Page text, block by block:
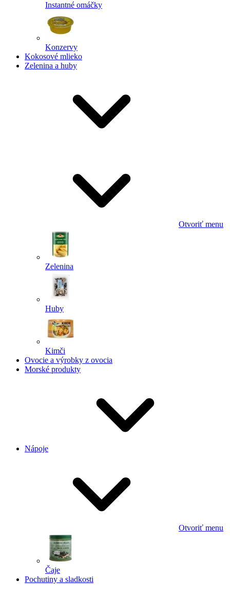
Instantné omáčky
Konzervy
Kokosové mlieko
Zelenina a huby
Otvoriť menu
Zelenina
Huby
Kimči
Ovocie a výrobky z ovocia
Morské produkty
Nápoje
Otvoriť menu
Čaje
Pochutiny a sladkosti